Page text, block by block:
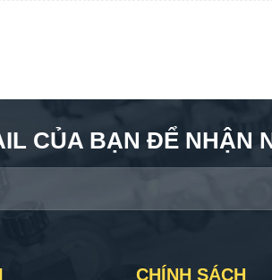
CỦA BẠN ĐỂ NHẬN
CHÍNH SÁCH